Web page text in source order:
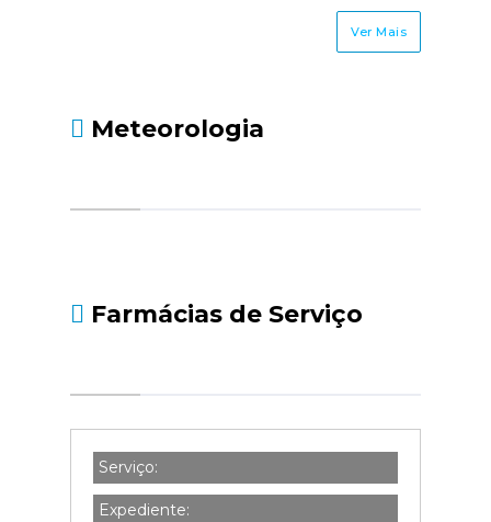
Ver Mais
Meteorologia
Farmácias de Serviço
Serviço:
Expediente: